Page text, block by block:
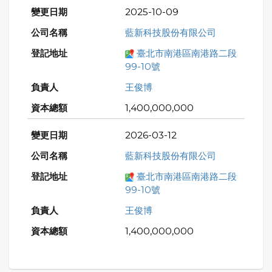
2025-10-09
藍新科技股份有限公司
臺北市南港區南港路二段
99-10號
王俊博
1,400,000,000
2026-03-12
藍新科技股份有限公司
臺北市南港區南港路二段
99-10號
王俊博
1,400,000,000